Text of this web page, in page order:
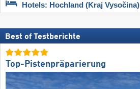
Hotels: Hochland (Kraj Vysočina)
Best of Testberichte
Top-Pistenpräparierung